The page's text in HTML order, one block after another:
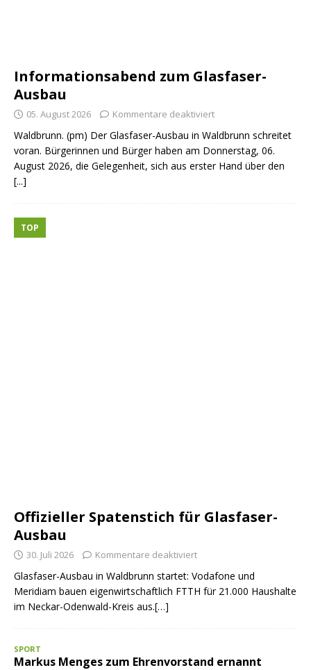
Informationsabend zum Glasfaser-
Ausbau
05. August 2026 Kommentare deaktiviert
Waldbrunn. (pm) Der Glasfaser-Ausbau in Waldbrunn schreitet
voran. Bürgerinnen und Bürger haben am Donnerstag, 06.
August 2026, die Gelegenheit, sich aus erster Hand über den
[...]
Offizieller Spatenstich für Glasfaser-
Ausbau
TOP
30. Juli 2026 Kommentare deaktiviert
Glasfaser-Ausbau in Waldbrunn startet: Vodafone und
Meridiam bauen eigenwirtschaftlich FTTH für 21.000 Haushalte
im Neckar-Odenwald-Kreis aus.[…]
SPORT
Markus Menges zum Ehrenvorstand ernannt